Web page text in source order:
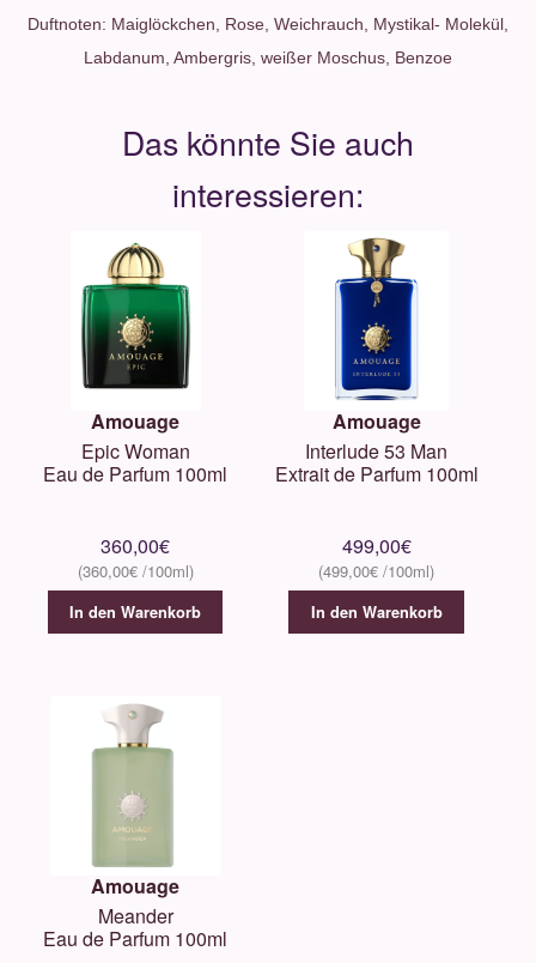
Duftnoten: Maiglöckchen, Rose, Weichrauch, Mystikal- Molekül,
Labdanum, Ambergris, weißer Moschus, Benzoe
Amouage
Epic Woman
Eau de Parfum 100ml
360,00€
360,00€
In den Warenkorb
Amouage
Interlude 53 Man
Extrait de Parfum 100ml
499,00€
499,00€
In den Warenkorb
Amouage
Meander
Eau de Parfum 100ml